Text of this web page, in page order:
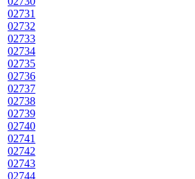
02731
02732
02733
02734
02735
02736
02737
02738
02739
02740
02741
02742
02743
02744